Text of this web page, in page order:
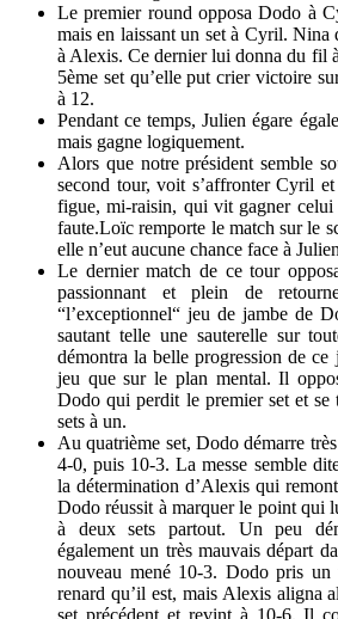
Le premier round opposa Dodo à
mais en laissant un set à Cyril. Nina
à Alexis. Ce dernier lui donna du fil à
5ème set qu’elle put crier victoire
à 12.
Pendant ce temps, Julien égare
mais gagne logiquement.
Alors que notre président semble
second tour, voit s’affronter Cyril
figue, mi-raisin, qui vit gagner
faute.Loïc remporte le match sur le
elle n’eut aucune chance face à
Le dernier match de ce tour
passionnant et plein de
“l’exceptionnel“ jeu de jambe de
sautant telle une sauterelle sur
démontra la belle progression de
jeu que sur le plan mental. Il
Dodo qui perdit le premier set et se
sets à un.
Au quatrième set, Dodo démarre
4-0, puis 10-3. La messe semble
la détermination d’Alexis qui
Dodo réussit à marquer le point qui
à deux sets partout. Un peu
également un très mauvais départ
nouveau mené 10-3. Dodo pris
renard qu’il est, mais Alexis aligna
set précédent et revint à 10-6. Il